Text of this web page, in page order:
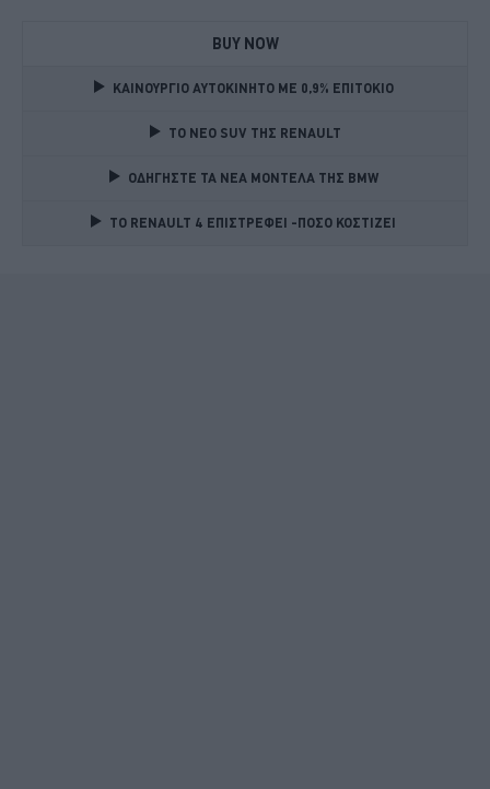
BUY NOW
ΚΑΙΝΟΥΡΓΙΟ ΑΥΤΟΚΙΝΗΤΟ ΜΕ 0,9% ΕΠΙΤΟΚΙΟ
TO NEO SUV ΤΗΣ RENAULT
ΟΔΗΓΗΣΤΕ ΤΑ ΝΕΑ ΜΟΝΤΕΛΑ ΤΗΣ BMW
TO RENAULT 4 ΕΠΙΣΤΡΕΦΕΙ -ΠΟΣΟ ΚΟΣΤΙΖΕΙ